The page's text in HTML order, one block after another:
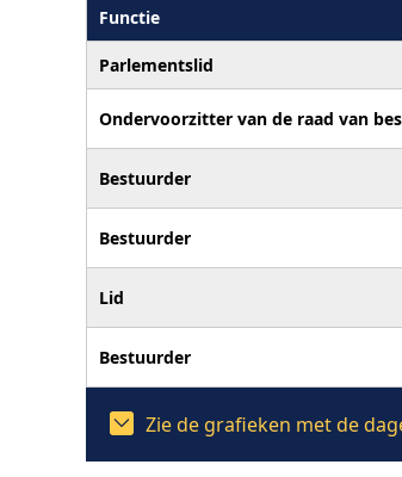
Functie
Parlementslid
Ondervoorzitter van de raad van
Bestuurder
Bestuurder
Lid
Bestuurder
Zie de grafieken met de